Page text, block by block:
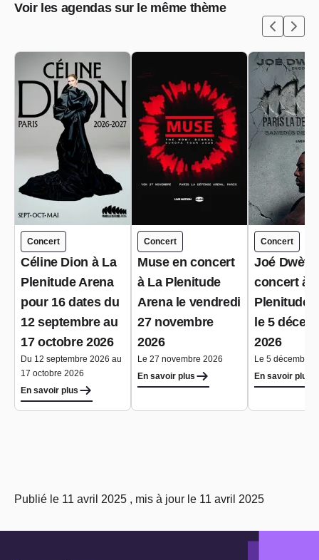
Voir les agendas sur le même thème
Concert
Céline Dion à La
Plenitude Arena
pour 16 dates du
12 septembre au
17 octobre 2026
Du 12 septembre 2026 au
17 octobre 2026
En savoir plus
Concert
Muse en concert
à La Plenitude
Arena le vendredi
27 novembre
2026
Le 27 novembre 2026
En savoir plus
Concert
Joé Dwèt
concert à
Plenitude
le 5
2026
Le 5 décembre
En savoir plus
Publié le 11 avril 2025 , mis à jour le 11 avril 2025